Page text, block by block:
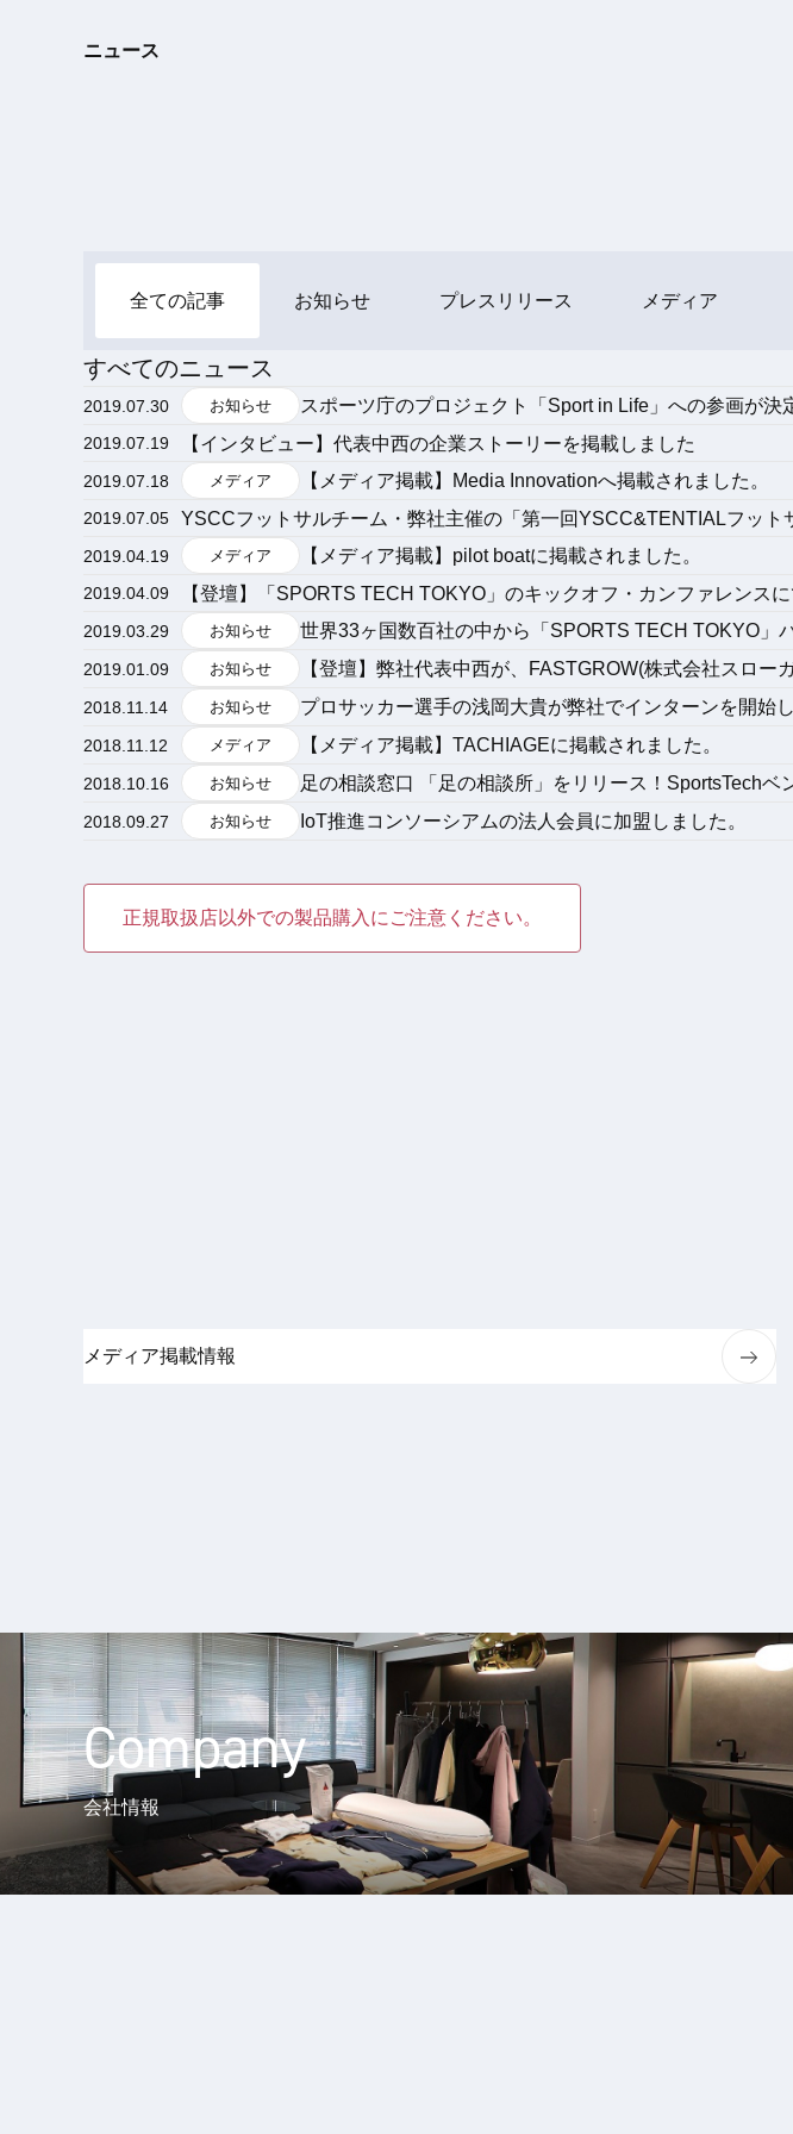
ニュース
全ての記事 お知らせ プレスリリース メディア
すべてのニュース
2019.07.30 お知らせ スポーツ庁のプロジェクト「Sport in Life」への参画が決
2019.07.19 【インタビュー】代表中西の企業ストーリーを掲載しました
2019.07.18 メディア 【メディア掲載】Media Innovationへ掲載されました。
2019.07.05 YSCCフットサルチーム・弊社主催の「第一回YSCC&TENTIALフット
2019.04.19 メディア 【メディア掲載】pilot boatに掲載されました。
2019.04.09 【登壇】「SPORTS TECH TOKYO」のキックオフ・カンファレンス
2019.03.29 お知らせ 世界33ヶ国数百社の中から「SPORTS TECH TOKYO」
2019.01.09 お知らせ 【登壇】弊社代表中西が、FASTGROW(株式会社スロー
2018.11.14 お知らせ プロサッカー選手の浅岡大貴が弊社でインターンを開始し
2018.11.12 メディア 【メディア掲載】TACHIAGEに掲載されました。
2018.10.16 お知らせ 足の相談窓口 「足の相談所」をリリース！SportsTechベ
2018.09.27 お知らせ IoT推進コンソーシアムの法人会員に加盟しました。
正規取扱店以外での製品購入にご注意ください。
メディア掲載情報
Company
会社情報